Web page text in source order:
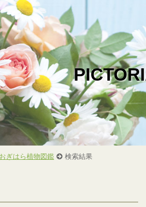
おぎはら植物図鑑 検索結果